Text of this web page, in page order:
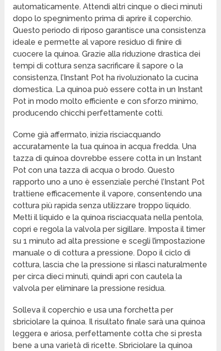
automaticamente. Attendi altri cinque o dieci minuti
dopo lo spegnimento prima di aprire il coperchio.
Questo periodo di riposo garantisce una consistenza
ideale e permette al vapore residuo di finire di
cuocere la quinoa. Grazie alla riduzione drastica dei
tempi di cottura senza sacrificare il sapore o la
consistenza, l’Instant Pot ha rivoluzionato la cucina
domestica. La quinoa può essere cotta in un Instant
Pot in modo molto efficiente e con sforzo minimo,
producendo chicchi perfettamente cotti.
Come già affermato, inizia risciacquando
accuratamente la tua quinoa in acqua fredda. Una
tazza di quinoa dovrebbe essere cotta in un Instant
Pot con una tazza di acqua o brodo. Questo
rapporto uno a uno è essenziale perché l’Instant Pot
trattiene efficacemente il vapore, consentendo una
cottura più rapida senza utilizzare troppo liquido.
Metti il liquido e la quinoa risciacquata nella pentola,
copri e regola la valvola per sigillare. Imposta il timer
su 1 minuto ad alta pressione e scegli l’impostazione
manuale o di cottura a pressione. Dopo il ciclo di
cottura, lascia che la pressione si rilasci naturalmente
per circa dieci minuti, quindi apri con cautela la
valvola per eliminare la pressione residua.
Solleva il coperchio e usa una forchetta per
sbriciolare la quinoa. Il risultato finale sarà una quinoa
leggera e ariosa, perfettamente cotta che si presta
bene a una varietà di ricette. Sbriciolare la quinoa